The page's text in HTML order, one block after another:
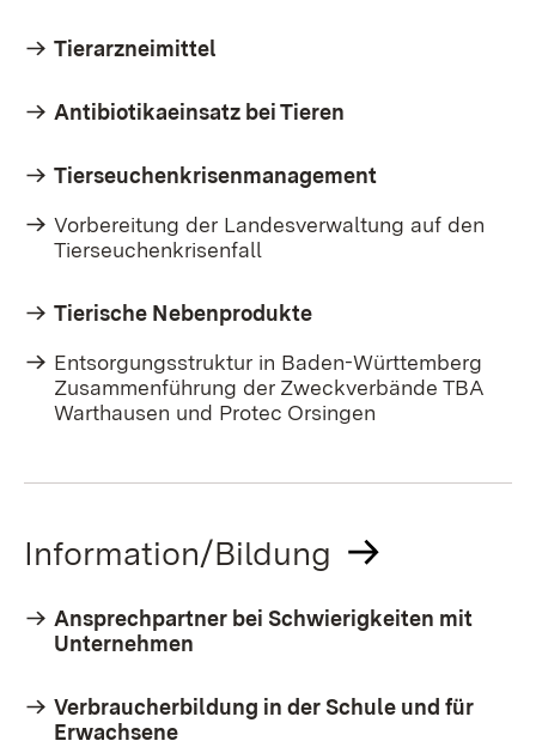
Tierarzneimittel
Antibiotikaeinsatz bei Tieren
Tierseuchenkrisenmanagement
Vorbereitung der Landesverwaltung auf den
Tierseuchenkrisenfall
Tierische Nebenprodukte
Entsorgungsstruktur in Baden-Württemberg
Zusammenführung der Zweckverbände TBA
Warthausen und Protec Orsingen
Information/Bildung
Ansprechpartner bei Schwierigkeiten mit
Unternehmen
Verbraucherbildung in der Schule und für
Erwachsene